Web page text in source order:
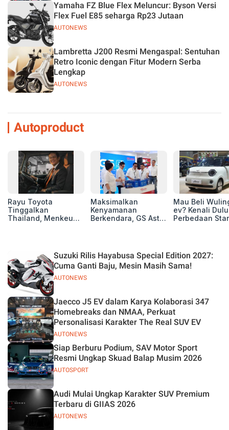
AUTONEWS
Yamaha FZ Blue Flex Meluncur: Byson Versi
Flex Fuel E85 seharga Rp23 Jutaan
AUTONEWS
Lambretta J200 Resmi Mengaspal: Sentuhan
Retro Iconic dengan Fitur Modern Serba
Lengkap
Autoproduct
Rayu Toyota
Tinggalkan
Thailand, Menkeu
Basis Produksi
ASEAN
Maksimalkan
Kenyamanan
Berkendara, GS Astra
2026
Mau Beli
ev? Kenali Dulu
Perbedaan
AUTONEWS
Suzuki Rilis Hayabusa Special Edition 2027:
Cuma Ganti Baju, Mesin Masih Sama!
AUTONEWS
Jaecco J5 EV dalam Karya Kolaborasi 347
Homebreaks dan NMAA, Perkuat
Personalisasi Karakter The Real SUV EV
AUTOSPORT
Siap Berburu Podium, SAV Motor Sport
Resmi Ungkap Skuad Balap Musim 2026
AUTONEWS
Audi Mulai Ungkap Karakter SUV Premium
Terbaru di GIIAS 2026